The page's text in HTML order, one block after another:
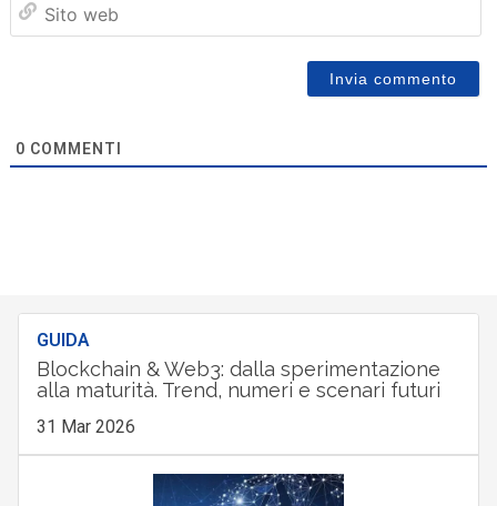
0 COMMENTI
GUIDA
Blockchain & Web3: dalla sperimentazione
alla maturità. Trend, numeri e scenari futuri
31 Mar 2026